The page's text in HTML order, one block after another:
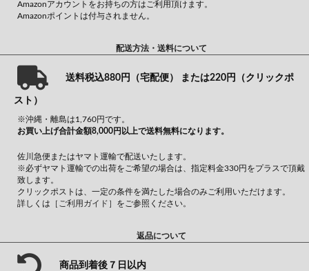
Amazonアカウントをお持ちの方はご利用頂けます。
Amazonポイントは付与されません。
配送方法・送料について
送料税込880円（宅配便） または220円（クリックポ
スト）
※沖縄・離島は1,760円です。
お買い上げ合計金額8,000円以上で送料無料になります。
佐川急便またはヤマト運輸で配送いたします。
※必ずヤマト運輸での出荷をご希望の場合は、指定料金330円をプラスで頂戴
致します。
クリックポストは、一定の条件を満たした場合のみご利用いただけます。
詳しくは ［ご利用ガイド］ をご参照ください。
返品について
商品到着後７日以内